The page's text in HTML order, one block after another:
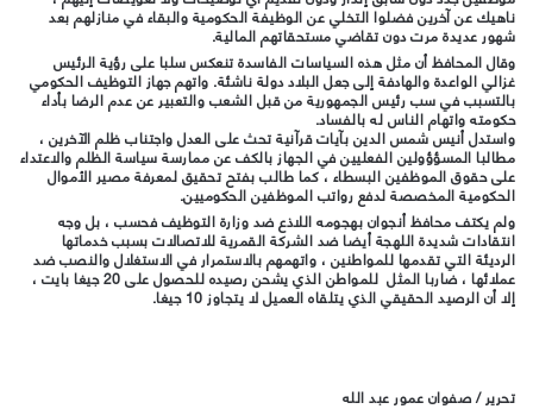
ناهيك عن آخرين فضلوا التخلي عن الوظيفة الحكومية والبقاء في منازلهم بعد
شهور عديدة مرت دون تقاضي مستحقاتهم المالية.
وقال المحافظ أن مثل هذه السياسات الفاسدة تنعكس سلبا على رؤية الرئيس
غزالي الواعدة والهادفة إلى جعل البلاد دولة ناشئة. واتهم جهاز التوظيف الحكومي
بالتسبب في سب رئيس الجمهورية من قبل الشعب والتعبير عن عدم الرضا بأداء
حكومته واتهام الناس له بالفساد.
واستدل أنيس شمس الدين بآيات قرآنية تحث على العدل واجتناب ظلم الآخرين ،
مطالبا المسؤؤولين الفعليين في الجهاز بالكف عن ممارسة سياسة الظلم والاعتداء
على حقوق الموظفين البسطاء ، كما طالب بفتح تحقيق لمعرفة مصير الأموال
الحكومية المخصصة لدفع رواتب الموظفين الحكوميين.
ولم يكتف محافظ أنجوان بهجومه اللاذع ضد وزارة التوظيف فحسب ، بل وجه
انتقادات شديدة اللهجة أيضا ضد الشركة القمرية للاتصالات بسبب خدماتها
الرديئة التي تقدمها للمواطنين ، واتهمهم بالاستمرار في الاستغلال والنصب ضد
عملائها ، ضاربا المثل للمواطن الذي يشحن رصيده للحصول على 20 جيغا بايت ،
إلا أن الرصيد الحقيقي الذي يتلقاه العميل لا يتجاوز 10 جيغا.
تحرير / صفوان عمور عبد الله